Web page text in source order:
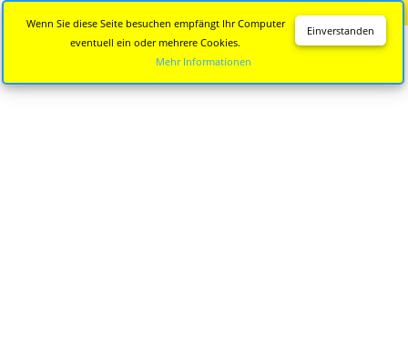
Einverstanden
Wenn Sie diese Seite besuchen empfängt Ihr Computer
eventuell ein oder mehrere Cookies.
Mehr Informationen